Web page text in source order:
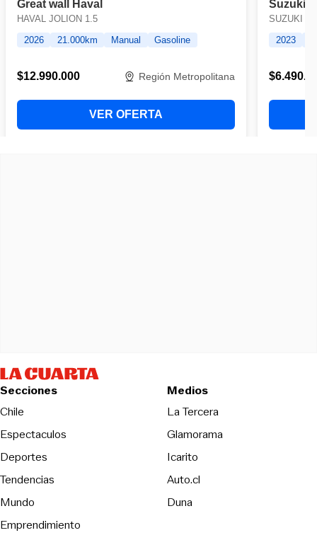
Secciones
Chile
Espectaculos
Deportes
Tendencias
Mundo
Emprendimiento
Medios
La TerceraOpens in new
Glamorama
Icarito
Auto.cl
DunaOpens in new window